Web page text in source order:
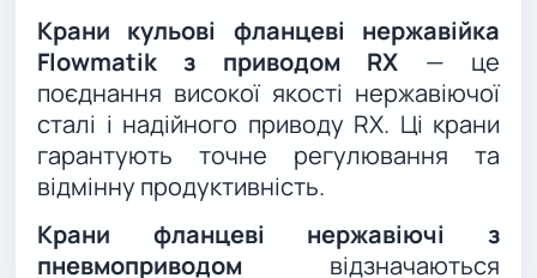
Крани кульові фланцеві нержавійка
Flowmatik з приводом RX — це
поєднання високої якості нержавіючої
сталі і надійного приводу RX. Ці крани
гарантують точне регулювання та
відмінну продуктивність.
Крани фланцеві нержавіючі з
пневмоприводом відзначаються